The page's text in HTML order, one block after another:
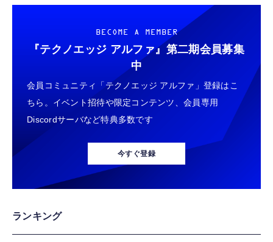
認済み R:7100MB/s W:4800MB/s 高耐久3D
NAND TLC HE70 正規代理店品メーカー5年保
￥14,981
スティング [DVD]
￥1,000
【整備済み品】Samsung PM991 256GB
NVMe SSD MZ-9LQ256A MZ9LQ256HAJD-
000D1 M.2 2230 PCIe Gen3 x4 内蔵SSD 読
込最大3100MB/s 書込最大1300MB/s Dell
￥5,380
8C/16T/3.4GHz/105W 保証4年 100-
Windows 11/10/8.1用 日本メーカー LBT-
￥980
バッファロー Wi-Fi 6 ルーター
2401+573Mbps EasyMesh WSR-
3000AX4L/N
￥8,170
バッファロー 有線LANアダプター Giga
Type-A USB3.2(Gen1)対応 ブラック LUA6-
U3-AGTE-NBK
￥1,562
エレコム クリーナー 超強力クロス グレー
AVD-TVCC01
￥870
USB Type Cケーブル【1m+1m+2m+2m/4
本】タイプc ケーブル PD対応 60W急速充
電】データ転送 断線防止 高耐久ナイロン
iPhone 17/iPhone 16 /iPhone 15 /
￥749
300000RPM高速モーター 4段階風量調整 多種
BECOME A MEMBER
『テクノエッジ アルファ』 第二期会員募集
中
会員コミュニティ「テクノエッジ アルファ」登録はこ
ちら。イベント招待や限定コンテンツ、会員専用
Discordサーバなど特典多数です
今すぐ登録
ランキング